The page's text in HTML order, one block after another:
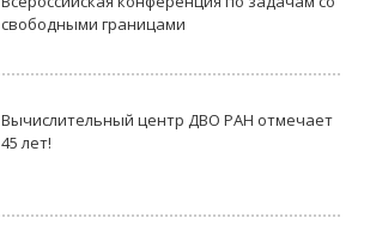
свободными границами
Вычислительный центр ДВО РАН отмечает
45 лет!